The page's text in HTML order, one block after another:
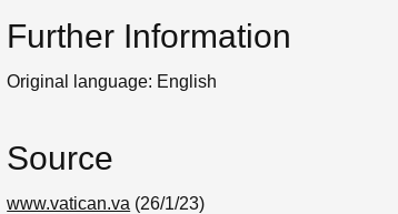
Further Information
Original language: English
Source
www.vatican.va (26/1/23)